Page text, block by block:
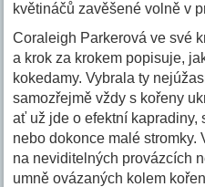
květináčů zavěšené volně v
Coraleigh Parkerová ve své
a krok za krokem popisuje,
kokedamy. Vybrala ty
samozřejmě vždy s kořeny
ať už jde o efektní kapradiny,
nebo dokonce malé stromky.
na neviditelných provázcích
umně ovázaných kolem